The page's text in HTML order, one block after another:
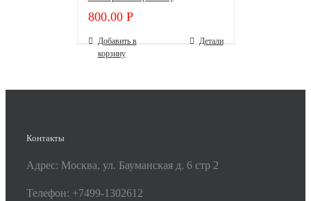
800.00 Р
Добавить в
корзину
Детали
Контакты
Адрес: Москва, ул. Бауманская д. 6 стр 2
Телефон: +7499-1302612